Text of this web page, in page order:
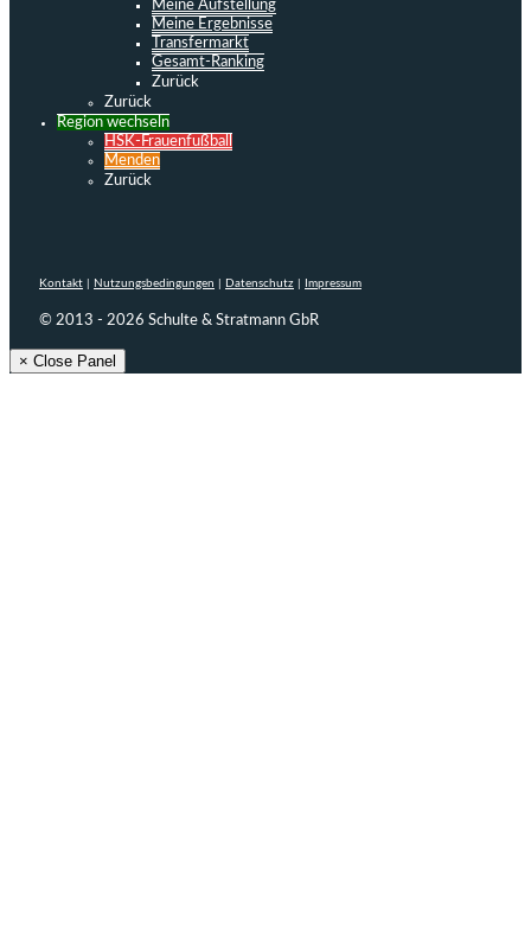
Meine Aufstellung
Meine Ergebnisse
Transfermarkt
Gesamt-Ranking
Zurück
Zurück
Region wechseln
HSK-Frauenfußball
Menden
Zurück
Kontakt Nutzungsbedingungen Datenschutz Impressum
© 2013 - 2026 Schulte & Stratmann GbR
× Close Panel